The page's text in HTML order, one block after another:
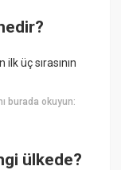
üç sırasının
burada okuyun:
ülkede?